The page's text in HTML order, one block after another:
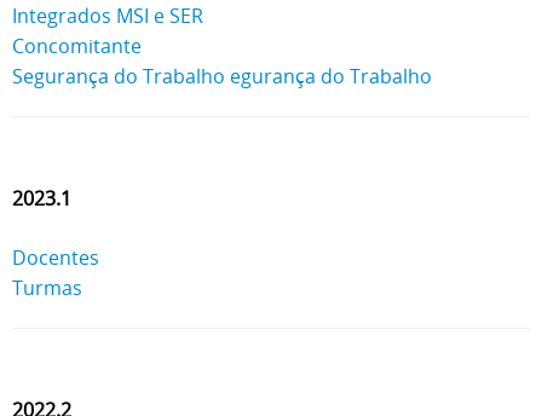
Integrados MSI e SER
Concomitante
Segurança do Trabalho egurança do Trabalho
2023.1
Docentes
Turmas
2022.2